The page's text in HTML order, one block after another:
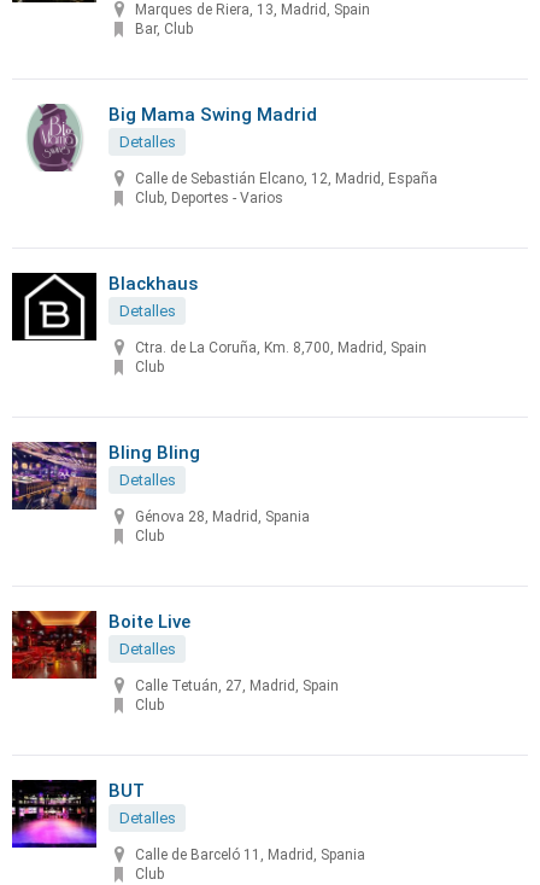
Marques de Riera, 13, Madrid, Spain
Bar, Club
Big Mama Swing Madrid
Detalles
Calle de Sebastián Elcano, 12, Madrid, España
Club, Deportes - Varios
Blackhaus
Detalles
Ctra. de La Coruña, Km. 8,700, Madrid, Spain
Club
Bling Bling
Detalles
Génova 28, Madrid, Spania
Club
Boite Live
Detalles
Calle Tetuán, 27, Madrid, Spain
Club
BUT
Detalles
Calle de Barceló 11, Madrid, Spania
Club